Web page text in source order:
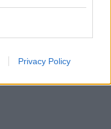
Privacy Policy